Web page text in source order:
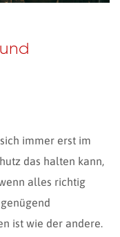
immer erst im
das halten kann,
alles richtig
ist wie der andere.